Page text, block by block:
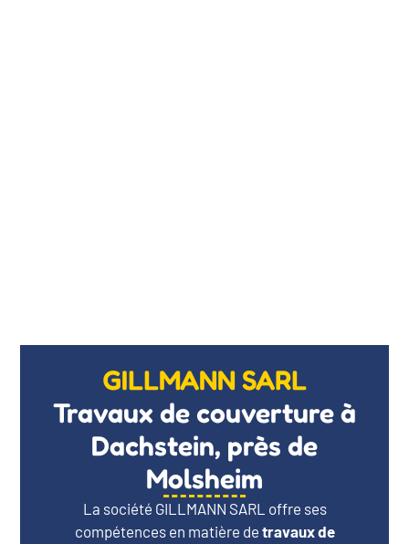
GILLMANN SARL
Travaux de couverture à
Dachstein, près de
Molsheim
La société GILLMANN SARL offre ses
compétences en matière de travaux de